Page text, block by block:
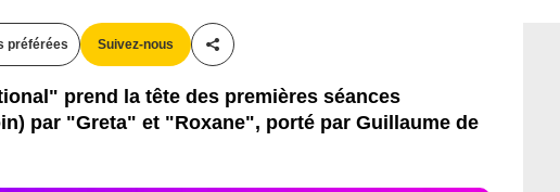
préférées Suivez-nous
Partager cet article
prend la tête des premières séances
par "Greta" et "Roxane", porté par Guillaume de